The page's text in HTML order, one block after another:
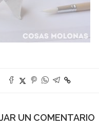
UN COMENTARIO